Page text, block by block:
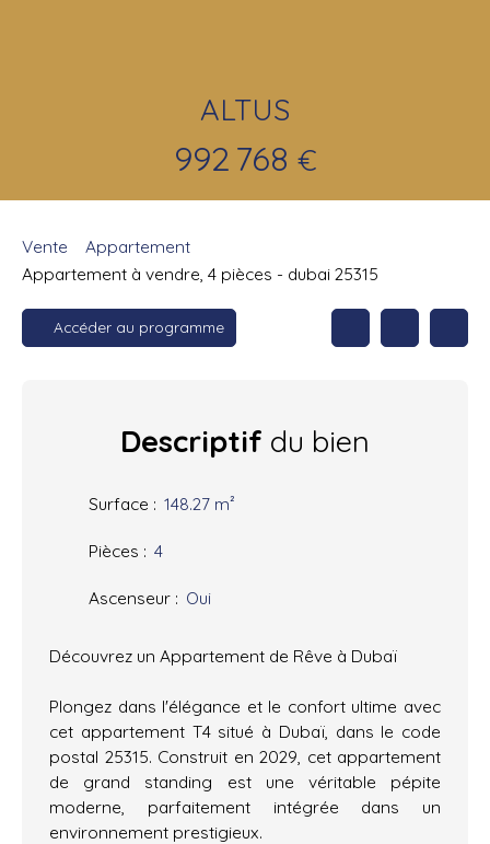
ALTUS
992 768 €
Vente
Appartement
Appartement à vendre, 4 pièces - dubai 25315
Accéder au programme
Descriptif du bien
Surface : 148.27 m²
Pièces : 4
Ascenseur : Oui
Découvrez un Appartement de Rêve à Dubaï
Plongez dans l'élégance et le confort ultime avec
cet appartement T4 situé à Dubaï, dans le code
postal 25315. Construit en 2029, cet appartement
de grand standing est une véritable pépite
moderne, parfaitement intégrée dans un
environnement prestigieux.